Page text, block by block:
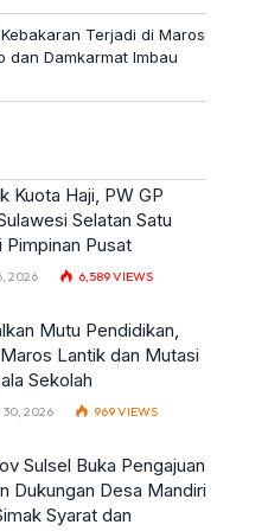
Terjadi di Maros
dan Damkarmat Imbau
Kuota Haji, PW GP
Selatan Satu
Pimpinan Pusat
2026 6,589VIEWS
Mutu Pendidikan,
Lantik dan Mutasi
Sekolah
30, 2026 969VIEWS
Sulsel Buka Pengajuan
Dukungan Desa Mandiri
Syarat dan